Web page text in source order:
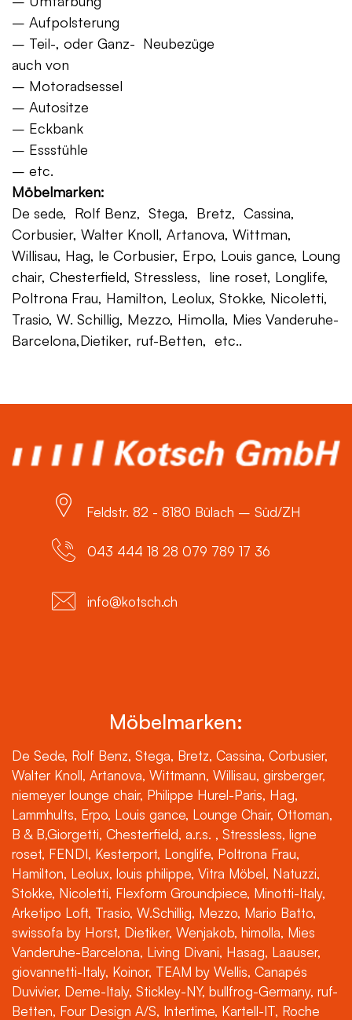
– Aufpolsterung
– Teil-, oder Ganz- Neubezüge
auch von
– Motoradsessel
– Autositze
– Eckbank
– Essstühle
– etc.
Möbelmarken:
De sede, Rolf Benz, Stega, Bretz, Cassina,
Corbusier, Walter Knoll, Artanova, Wittman,
Willisau, Hag, le Corbusier, Erpo, Louis gance, Loung
chair, Chesterfield, Stressless, line roset, Longlife,
Poltrona Frau, Hamilton, Leolux, Stokke, Nicoletti,
Trasio, W. Schillig, Mezzo, Himolla, Mies Vanderuhe-
Barcelona,Dietiker, ruf-Betten, etc..
Feldstr. 82 - 8180 Bülach – Süd/ZH
043 444 18 28 079 789 17 36
info@kotsch.ch
Möbelmarken:
De Sede, Rolf Benz, Stega, Bretz, Cassina, Corbusier,
Walter Knoll, Artanova, Wittmann, Willisau, girsberger,
niemeyer lounge chair, Philippe Hurel-Paris, Hag,
Lammhults, Erpo, Louis gance, Lounge Chair, Ottoman,
B & B,Giorgetti, Chesterfield, a.r.s. , Stressless, ligne
roset, FENDI, Kesterport, Longlife, Poltrona Frau,
Hamilton, Leolux, louis philippe, Vitra Möbel, Natuzzi,
Stokke, Nicoletti, Flexform Groundpiece, Minotti-Italy,
Arketipo Loft, Trasio, W.Schillig, Mezzo, Mario Batto,
swissofa by Horst, Dietiker, Wenjakob, himolla, Mies
Vanderuhe-Barcelona, Living Divani, Hasag, Laauser,
giovannetti-Italy, Koinor, TEAM by Wellis, Canapés
Duvivier, Deme-Italy, Stickley-NY, bullfrog-Germany, ruf-
Betten, Four Design A/S, Intertime, Kartell-IT, Roche